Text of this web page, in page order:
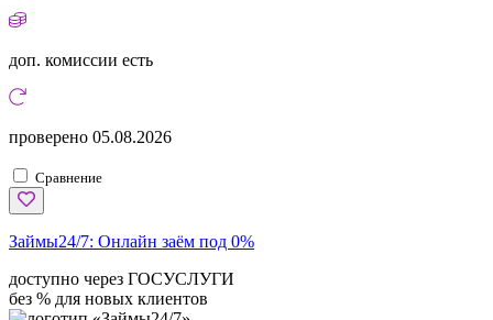
доп. комиссии есть
проверено 05.08.2026
Сравнение
Займы24/7: Онлайн заём под 0%
доступно через ГОСУСЛУГИ
без % для новых клиентов